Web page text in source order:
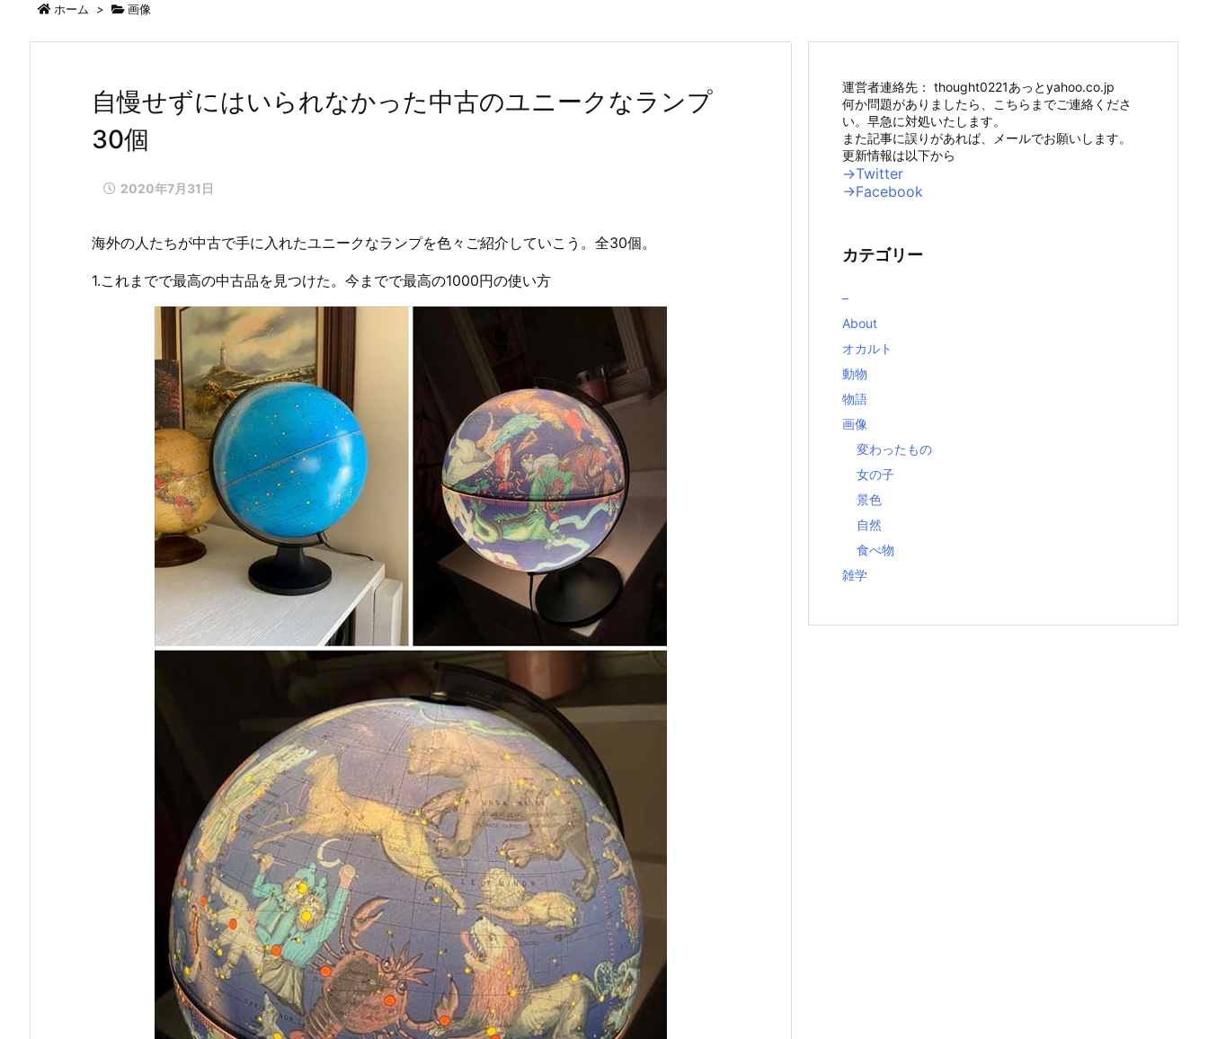
ホーム > 画像
自慢せずにはいられなかった中古のユニークなランプ
30個
2020年7月31日
海外の人たちが中古で手に入れたユニークなランプを色々ご紹介していこう。全30個。
1.これまでで最高の中古品を見つけた。今までで最高の1000円の使い方
運営者連絡先： thought0221あっとyahoo.co.jp
何か問題がありましたら、こちらまでご連絡くださ
い。早急に対処いたします。
また記事に誤りがあれば、メールでお願いします。
更新情報は以下から
→Twitter
→Facebook
カテゴリー
–
About
オカルト
動物
物語
画像
変わったもの
女の子
景色
自然
食べ物
雑学